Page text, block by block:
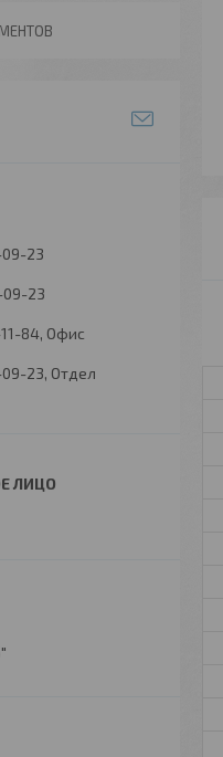
09-23
09-23
84 Офис
09-23 Отдел